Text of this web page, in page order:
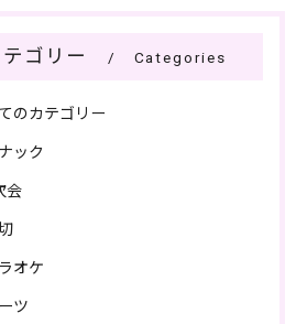
テゴリー Categories
のカテゴリー
ック
会
オケ
ツ